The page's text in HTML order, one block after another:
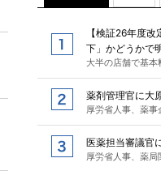
【検証26年度
下」かどうかで
大半の店舗で基本
薬剤管理官に大
厚労省人事、薬事
医薬担当審議官
厚労省人事、薬局